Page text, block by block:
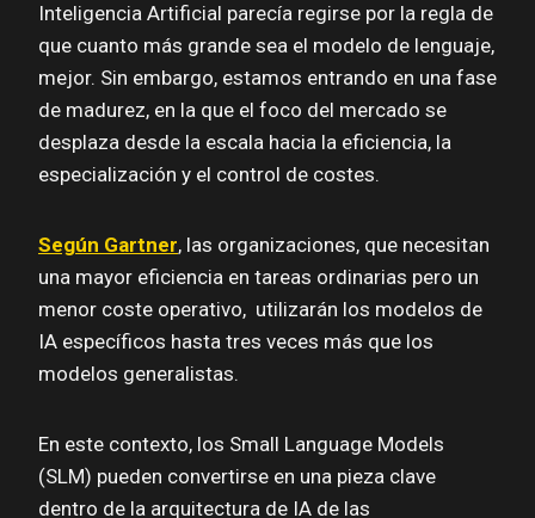
Inteligencia Artificial parecía regirse por la regla de
que cuanto más grande sea el modelo de lenguaje,
mejor. Sin embargo, estamos entrando en una fase
de madurez, en la que el foco del mercado se
desplaza desde la escala hacia la eficiencia, la
especialización y el control de costes.
Según Gartner, las organizaciones, que necesitan
una mayor eficiencia en tareas ordinarias pero un
menor coste operativo, utilizarán los modelos de
IA específicos hasta tres veces más que los
modelos generalistas.
En este contexto, los Small Language Models
(SLM) pueden convertirse en una pieza clave
dentro de la arquitectura de IA de las